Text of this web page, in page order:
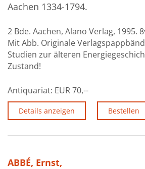
Aachen 1334-1794.
2 Bde. Aachen, Alano Verlag, 1995.
Mit Abb. Originale
Studien zur älteren
Zustand!
Antiquariat: EUR 70,--
Details anzeigen Bestellen
ABBÉ, Ernst,